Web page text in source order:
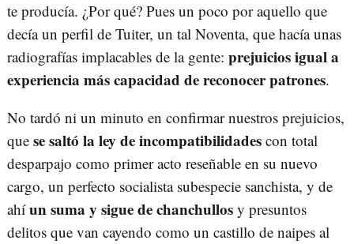
te producía. ¿Por qué? Pues un poco por aquello que
decía un perfil de Tuiter, un tal Noventa, que hacía unas
radiografías implacables de la gente: prejuicios igual a
experiencia más capacidad de reconocer patrones.
No tardó ni un minuto en confirmar nuestros prejuicios,
que se saltó la ley de incompatibilidades con total
desparpajo como primer acto reseñable en su nuevo
cargo, un perfecto socialista subespecie sanchista, y de
ahíun suma y sigue de chanchullos y presuntos
delitos que van cayendo como un castillo de naipes al